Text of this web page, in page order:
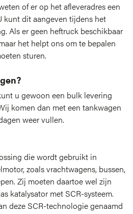
of er op het afleveradres een
kunt dit aangeven tijdens het
Als er geen heftruck beschikbaar
het helpt ons om te bepalen
sturen.
u gewoon een bulk levering
komen dan met een tankwagen
weer vullen.
die wordt gebruikt in
zoals vrachtwagens, bussen,
Zij moeten daartoe wel zijn
katalysator met SCR-systeem.
deze SCR-technologie genaamd